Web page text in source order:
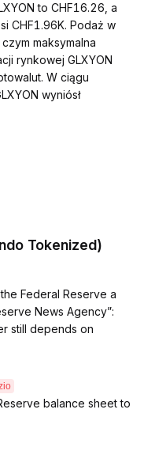
to CHF16.26, a
CHF1.96K. Podaż w
maksymalna
rynkowej GLXYON
W ciągu
wyniósł
Tokenized)
Federal Reserve a
News Agency”:
still depends on
balance sheet to